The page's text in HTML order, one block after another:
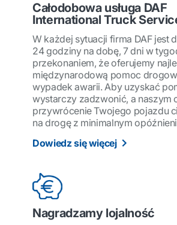
Całodobowa usługa DAF
International Truck
W każdej sytuacji firma DAF jest
24 godziny na dobę, 7 dni w
przekonaniem, że oferujemy
międzynarodową pomoc
wypadek awarii. Aby uzyskać
wystarczy zadzwonić, a naszym
przywrócenie Twojego pojazdu
na drogę z minimalnym
Dowiedz się więcej
Nagradzamy lojalność